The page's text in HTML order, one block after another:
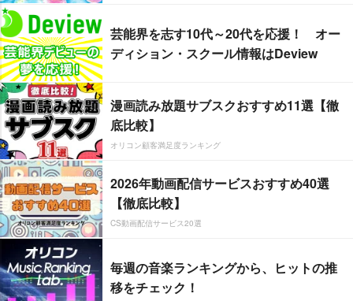
芸能界を志す10代～20代を応援！ オー
ディション・スクール情報はDeview
漫画読み放題サブスクおすすめ11選【徹
底比較】
オリコン顧客満足度ランキング
2026年動画配信サービスおすすめ40選
【徹底比較】
CS動画配信サービス20選
毎週の音楽ランキングから、ヒットの推
移をチェック！